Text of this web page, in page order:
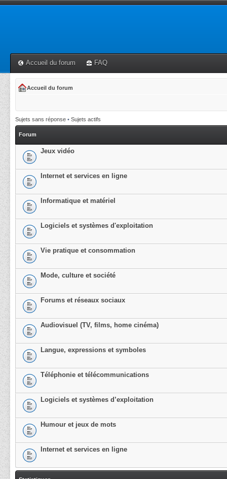
Accueil du forum FAQ
Accueil du forum
Sujets sans réponse • Sujets actifs
Forum
Jeux vidéo
Internet et services en ligne
Informatique et matériel
Logiciels et systèmes d'exploitation
Vie pratique et consommation
Mode, culture et société
Forums et réseaux sociaux
Audiovisuel (TV, films, home cinéma)
Langue, expressions et symboles
Téléphonie et télécommunications
Logiciels et systèmes d’exploitation
Humour et jeux de mots
Internet et services en ligne